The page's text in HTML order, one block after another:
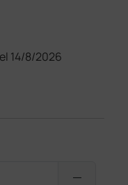
14/8/2026
remove